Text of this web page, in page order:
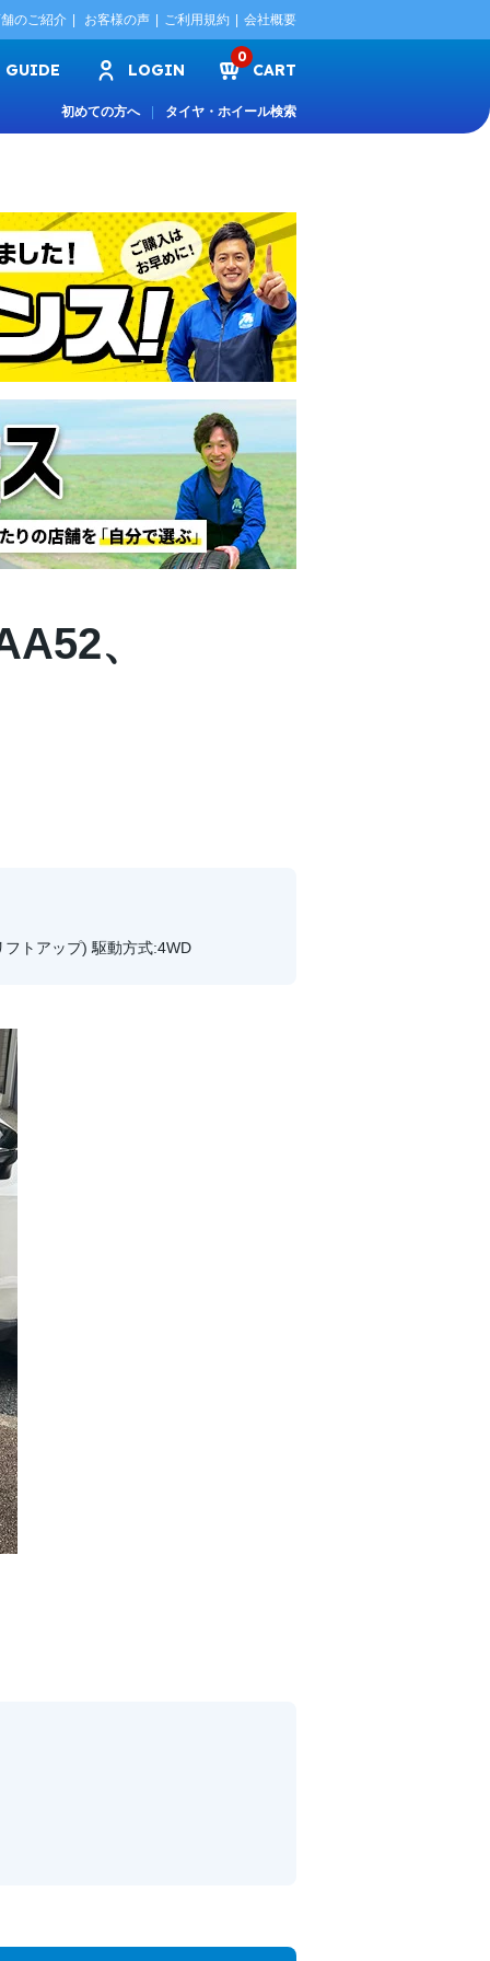
のご紹介 お客様の声 ご利用規約 会社概要
GUIDE LOGIN
0
CART
初めての方へ タイヤ・ホイール検索
、
トアップ) 駆動方式:4WD